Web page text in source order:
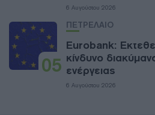
6 Αυγούστου 2026
05
ΠΕΤΡΕΛΑΙΟ
Eurobank:
κίνδυνο
ενέργειας
6 Αυγούστου 2026